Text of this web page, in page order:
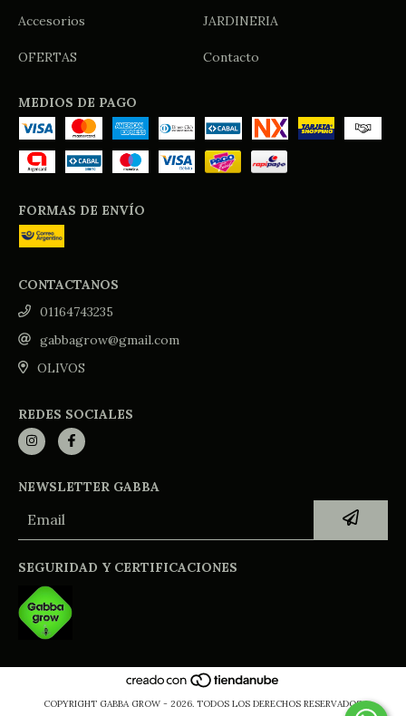
Accesorios JARDINERIA
OFERTAS Contacto
MEDIOS DE PAGO
FORMAS DE ENVÍO
CONTACTANOS
01164743235
gabbagrow@gmail.com
OLIVOS
REDES SOCIALES
NEWSLETTER GABBA
SEGURIDAD Y CERTIFICACIONES
COPYRIGHT GABBA GROW - 2026. TODOS LOS DERECHOS RESERVADOS.